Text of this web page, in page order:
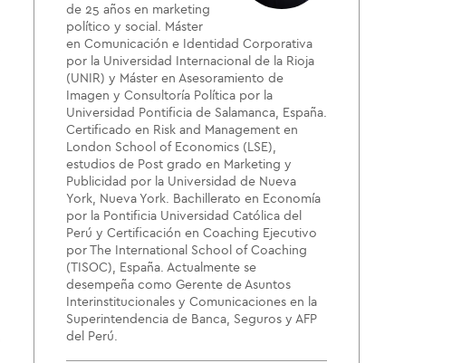
de 25 años en marketing
político y social. Máster
en Comunicación e Identidad Corporativa
por la Universidad Internacional de la Rioja
(UNIR) y Máster en Asesoramiento de
Imagen y Consultoría Política por la
Universidad Pontificia de Salamanca, España.
Certificado en Risk and Management en
London School of Economics (LSE),
estudios de Post grado en Marketing y
Publicidad por la Universidad de Nueva
York, Nueva York. Bachillerato en Economía
por la Pontificia Universidad Católica del
Perú y Certificación en Coaching Ejecutivo
por The International School of Coaching
(TISOC), España. Actualmente se
desempeña como Gerente de Asuntos
Interinstitucionales y Comunicaciones en la
Superintendencia de Banca, Seguros y AFP
del Perú.